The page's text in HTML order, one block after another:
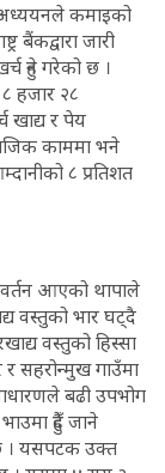
कमाइको
बैंकद्वारा जारी
हुने गरेको छ ।
हजार २८
खाद्य र पेय
काममा भने
८ प्रतिशत
आएको थापाले
वस्तुको भार घट्दै
वस्तुको हिस्सा
सहरोन्मुख गाउँमा
बढी उपभोग
हुँदै जाने
। यसपटक उक्त